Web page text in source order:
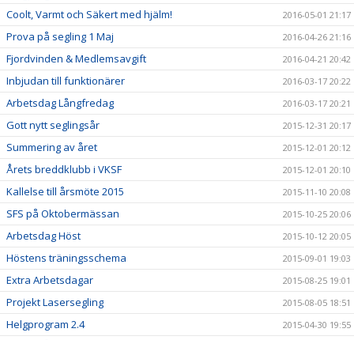
Coolt, Varmt och Säkert med hjälm! 2016-05-01 21:17
Prova på segling 1 Maj 2016-04-26 21:16
Fjordvinden & Medlemsavgift 2016-04-21 20:42
Inbjudan till funktionärer 2016-03-17 20:22
Arbetsdag Långfredag 2016-03-17 20:21
Gott nytt seglingsår 2015-12-31 20:17
Summering av året 2015-12-01 20:12
Årets breddklubb i VKSF 2015-12-01 20:10
Kallelse till årsmöte 2015 2015-11-10 20:08
SFS på Oktobermässan 2015-10-25 20:06
Arbetsdag Höst 2015-10-12 20:05
Höstens träningsschema 2015-09-01 19:03
Extra Arbetsdagar 2015-08-25 19:01
Projekt Lasersegling 2015-08-05 18:51
Helgprogram 2.4 2015-04-30 19:55